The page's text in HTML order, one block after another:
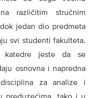
različitim stručnim
jedan dio predmeta
svi studenti fakulteta.
katedre jeste da se
osnovna i napredna
za analize i